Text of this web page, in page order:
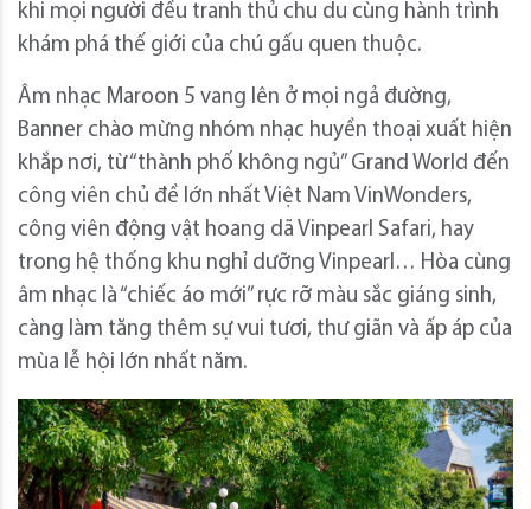
khi mọi người đều tranh thủ chu du cùng hành trình
khám phá thế giới của chú gấu quen thuộc.
Âm nhạc Maroon 5 vang lên ở mọi ngả đường,
Banner chào mừng nhóm nhạc huyền thoại xuất hiện
khắp nơi, từ “thành phố không ngủ” Grand World đến
công viên chủ đề lớn nhất Việt Nam VinWonders,
công viên động vật hoang dã Vinpearl Safari, hay
trong hệ thống khu nghỉ dưỡng Vinpearl… Hòa cùng
âm nhạc là “chiếc áo mới” rực rỡ màu sắc giáng sinh,
càng làm tăng thêm sự vui tươi, thư giãn và ấp áp của
mùa lễ hội lớn nhất năm.